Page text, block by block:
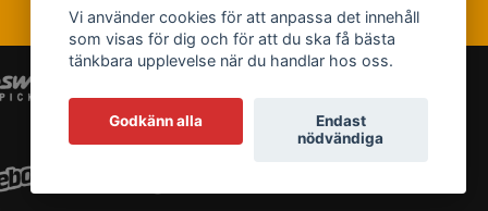
Vi använder cookies för att anpassa det innehåll
som visas för dig och för att du ska få bästa
tänkbara upplevelse när du handlar hos oss.
Godkänn alla
Endast
nödvändiga